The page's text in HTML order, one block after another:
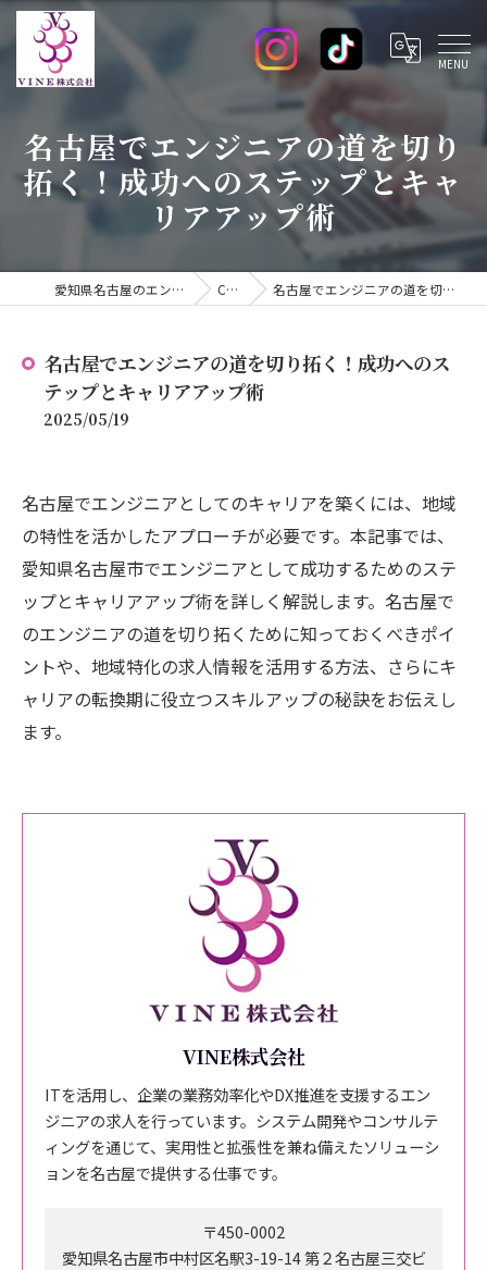
名古屋でエンジニアの道を切り
拓く！成功へのステップとキャ
リアアップ術
愛知県名古屋のエンジニアの求人ならVINE株式会社 COLUMN 名古屋でエンジニアの道を切り拓く！成功へのステップとキャリアアップ術
名古屋でエンジニアの道を切り拓く！成功へのス
テップとキャリアアップ術
2025/05/19
名古屋でエンジニアとしてのキャリアを築くには、地域
の特性を活かしたアプローチが必要です。本記事では、
愛知県名古屋市でエンジニアとして成功するためのステ
ップとキャリアアップ術を詳しく解説します。名古屋で
のエンジニアの道を切り拓くために知っておくべきポイ
ントや、地域特化の求人情報を活用する方法、さらにキ
ャリアの転換期に役立つスキルアップの秘訣をお伝えし
ます。
VINE株式会社
ITを活用し、企業の業務効率化やDX推進を支援するエン
ジニアの求人を行っています。システム開発やコンサルテ
ィングを通じて、実用性と拡張性を兼ね備えたソリューシ
ョンを名古屋で提供する仕事です。
〒450-0002
愛知県名古屋市中村区名駅3-19-14 第２名古屋三交ビ